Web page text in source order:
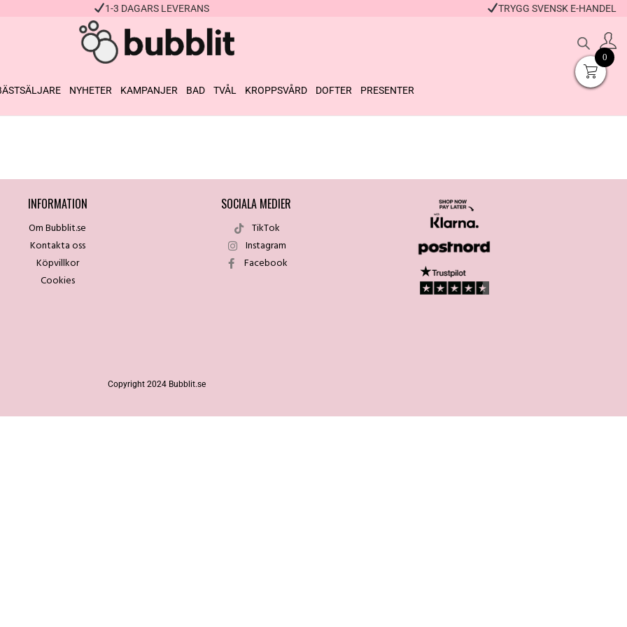
1-3 DAGARS LEVERANS TRYGG SVENSK E-HANDEL
NYHETER KAMPANJER BAD TVÅL KROPPSVÅRD DOFTER PRESENTER
INFORMATION
Om Bubblit.se
Kontakta oss
Köpvillkor
Cookies
SOCIALA MEDIER
TikTok
Instagram
Facebook
Copyright 2024 Bubblit.se
0
Badfärgtablett
Bubblegum